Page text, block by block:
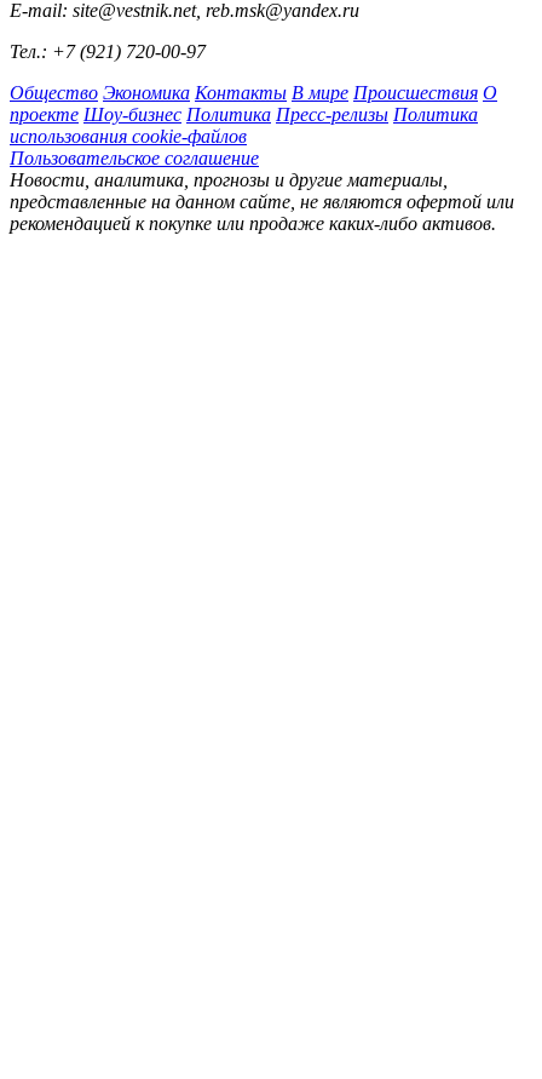
E-mail: site@vestnik.net, reb.msk@yandex.ru
Тел.: +7 (921) 720-00-97
Общество Экономика Контакты В мире Происшествия О
проекте Шоу-бизнес Политика Пресс-релизы Политика
использования cookie-файлов
Пользовательское соглашение
Новости, аналитика, прогнозы и другие материалы,
представленные на данном сайте, не являются офертой или
рекомендацией к покупке или продаже каких-либо активов.